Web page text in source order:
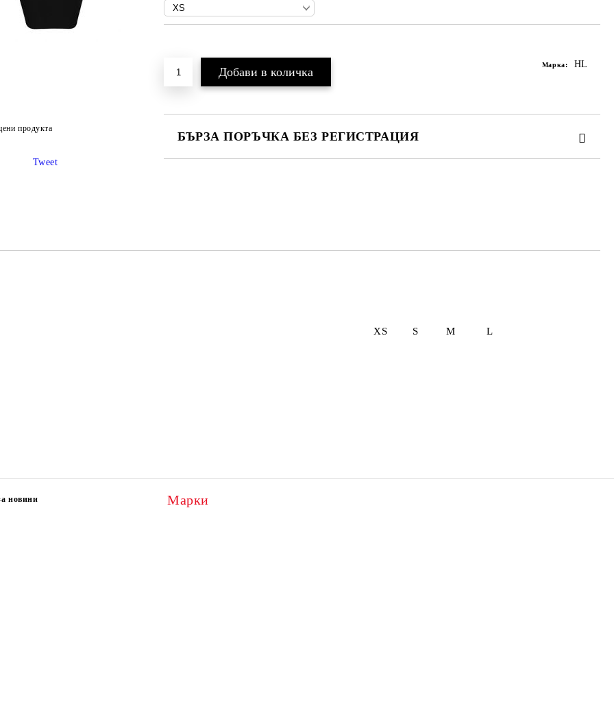
Марка: HL
БЪРЗА ПОРЪЧКА БЕЗ РЕГИСТРАЦИЯ
продукта
Tweet
S, M, L
S M L
новини
Марки